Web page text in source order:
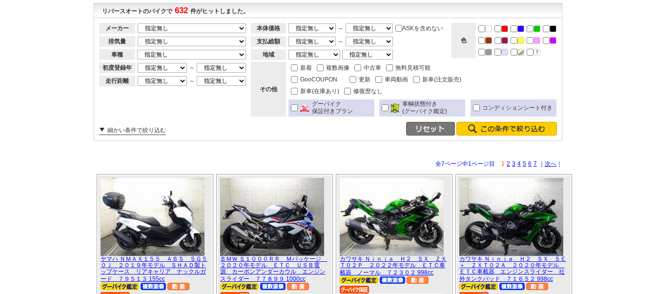
リバースオートのバイクで 632 件がヒットしました。
メーカー
排気量
車種
初度登録年
～
走行距離
～
本体価格 ～
ASKを含めない
支払総額
～
地域
色
その他
新着 複数画像 中古車
無料見積可能
GooCOUPON
更新 車両動画
新車(注文販売)
新車(在庫あり)
修復歴なし
グーバイク
保証付きプラン
車輌状態付き
(グーバイク鑑定)
コンディションシート付き
細かい条件で絞り込む
全7ページ中1ページ目 1 2 3 4 5 6 7 ｜ 次へ ｜
ヤマハ ＮＭＡＸ１５５ ＡＢＳ ＳＧ５
０Ｊ ２０１９年モデル ＳＨＡＤ製ト
ップケース リアキャリア ナックルガ
ード ７９５１３ 155cc
ＢＭＷ Ｓ１０００ＲＲ Ｍパッケージ
２０２０年モデル ＥＴＣ ＵＳＢ電
源 カーボンアンダーカウル エンジン
スライダー ７７８９９ 1000cc
カワサキ Ｎｉｎｊａ Ｈ２ ＳＸ ＺＸ
Ｔ０２Ｐ ２０２２年モデル ＥＴＣ車
載器 ノーマル ７２３０２ 998cc
カワサキ Ｎｉｎｊａ Ｈ２ ＳＸ ＳＥ
＋ ＺＸＴ０２Ａ ２０２０年モデル
ＥＴＣ車載器 エンジンスライダー 社
外タンクパッド ７１６５２ 998cc